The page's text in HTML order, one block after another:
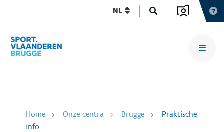
NL
Home Onze centra Brugge
Praktische
info